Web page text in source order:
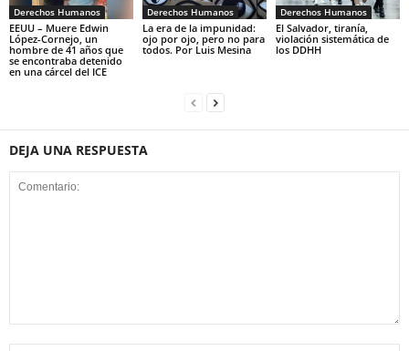
Derechos Humanos
EEUU – Muere Edwin
López-Cornejo, un
hombre de 41 años que
se encontraba detenido
en una cárcel del ICE
Derechos Humanos
La era de la impunidad:
ojo por ojo, pero no para
todos. Por Luis Mesina
Derechos Humanos
El Salvador, tiranía,
violación sistemática de
los DDHH
DEJA UNA RESPUESTA